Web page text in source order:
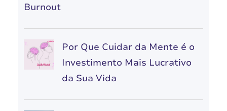
Burnout
Por Que Cuidar da Mente é o
Investimento Mais Lucrativo
da Sua Vida